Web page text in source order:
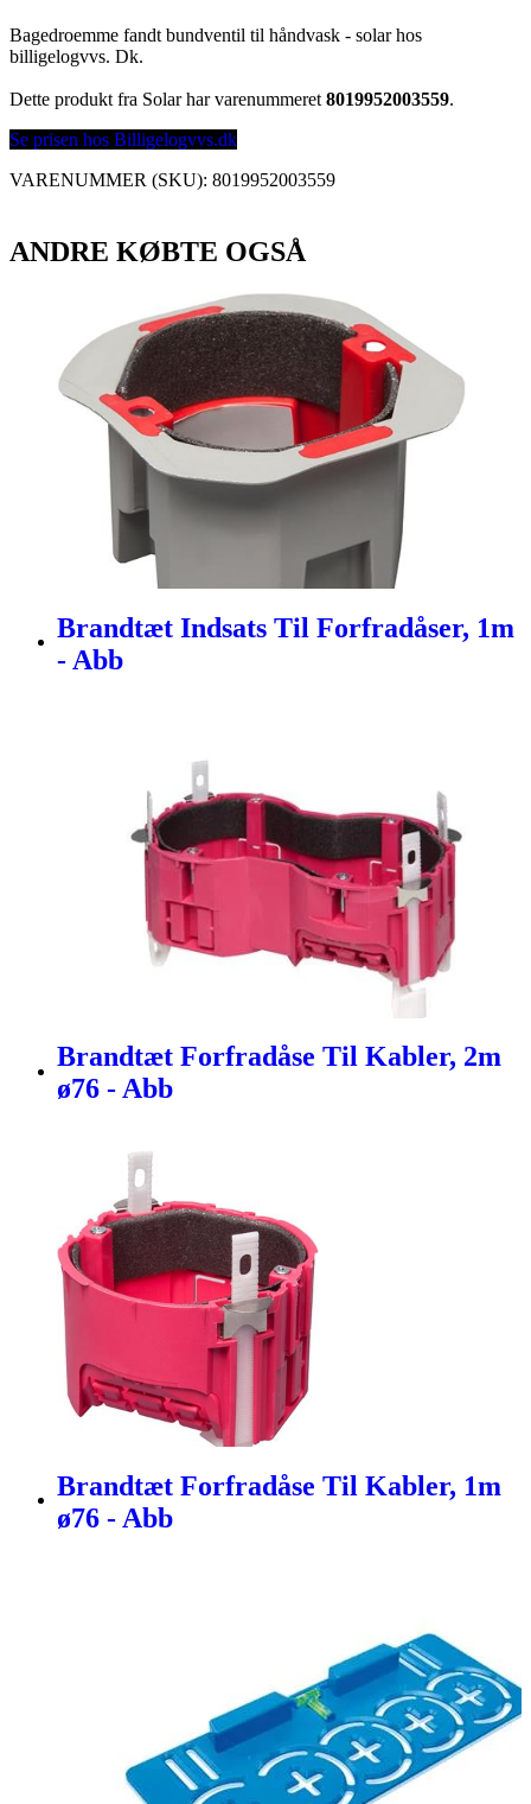
Bagedroemme fandt bundventil til håndvask - solar hos
billigelogvvs. Dk.
Dette produkt fra Solar har varenummeret 8019952003559.
Se prisen hos Billigelogvvs.dk
VARENUMMER (SKU): 8019952003559
ANDRE KØBTE OGSÅ
Brandtæt Indsats Til Forfradåser, 1m
- Abb
Brandtæt Forfradåse Til Kabler, 2m
ø76 - Abb
Brandtæt Forfradåse Til Kabler, 1m
ø76 - Abb